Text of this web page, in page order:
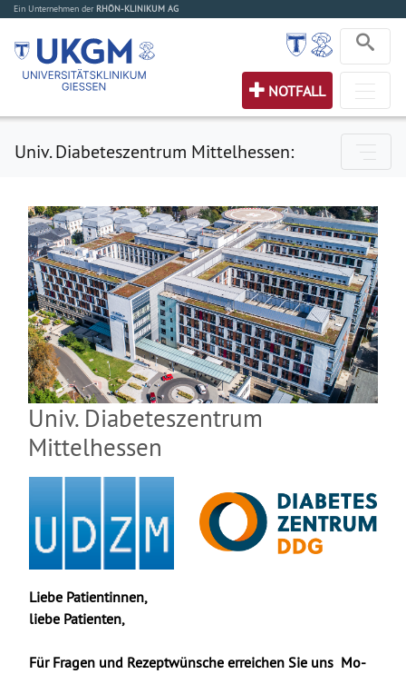
Ein Unternehmen der RHÖN-KLINIKUM AG
NOTFALL
Univ. Diabeteszentrum Mittelhessen:
Univ. Diabeteszentrum
Mittelhessen
Liebe Patientinnen,
liebe Patienten,
Für Fragen und Rezeptwünsche erreichen Sie uns Mo-